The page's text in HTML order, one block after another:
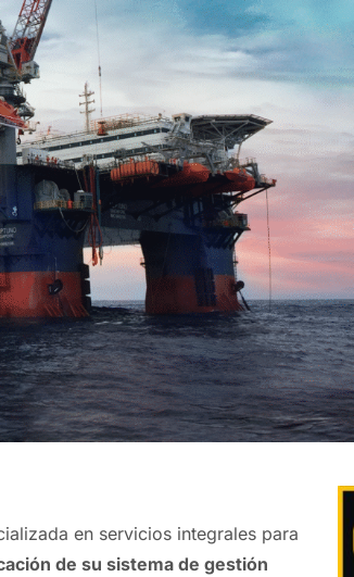
en servicios integrales para
de su sistema de gestión